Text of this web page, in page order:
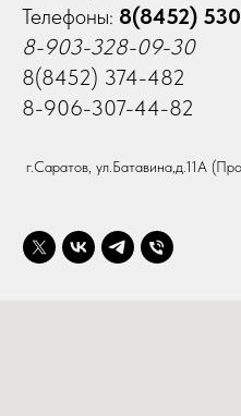
Телефоны: 8(8452)
8-903-328-09-30
8(8452) 374-482
8-906-307-44-82
г.Саратов, ул.Батавина,д.11А